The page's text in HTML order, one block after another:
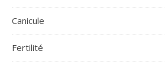
Canicule
Fertilité